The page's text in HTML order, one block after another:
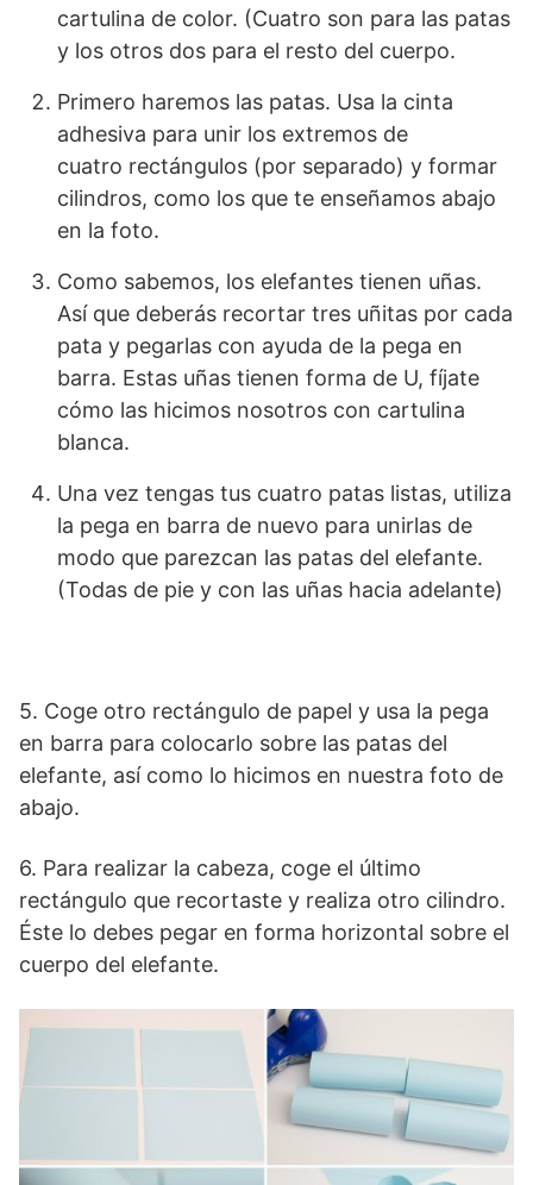
cartulina de color. (Cuatro son para las patas
y los otros dos para el resto del cuerpo.
Primero haremos las patas. Usa la cinta
adhesiva para unir los extremos de
cuatro rectángulos (por separado) y formar
cilindros, como los que te enseñamos abajo
en la foto.
Como sabemos, los elefantes tienen uñas.
Así que deberás recortar tres uñitas por cada
pata y pegarlas con ayuda de la pega en
barra. Estas uñas tienen forma de U, fíjate
cómo las hicimos nosotros con cartulina
blanca.
Una vez tengas tus cuatro patas listas, utiliza
la pega en barra de nuevo para unirlas de
modo que parezcan las patas del elefante.
(Todas de pie y con las uñas hacia adelante)
5. Coge otro rectángulo de papel y usa la pega
en barra para colocarlo sobre las patas del
elefante, así como lo hicimos en nuestra foto de
abajo.
6. Para realizar la cabeza, coge el último
rectángulo que recortaste y realiza otro cilindro.
Éste lo debes pegar en forma horizontal sobre el
cuerpo del elefante.